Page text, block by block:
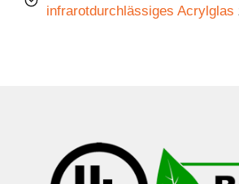
infrarotdurchlässiges Acrylglas